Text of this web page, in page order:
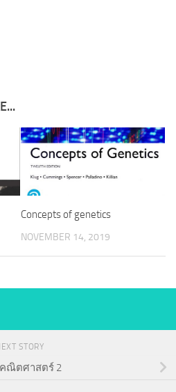
Concepts of genetics
NOVEMBER 14, 2019
STORY
ณิตศาสตร์ 2